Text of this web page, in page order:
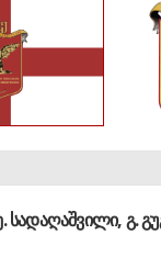
სადაღაშვილი, გ.